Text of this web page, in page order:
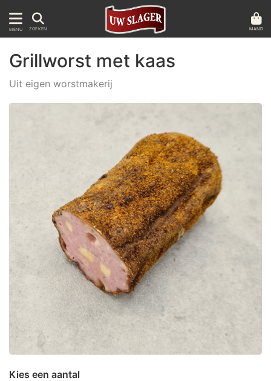
MENU ZOEKEN MAND
Grillworst met kaas
Uit eigen worstmakerij
Kies een aantal